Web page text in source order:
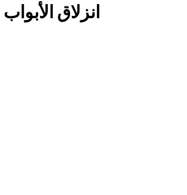
انزلاق